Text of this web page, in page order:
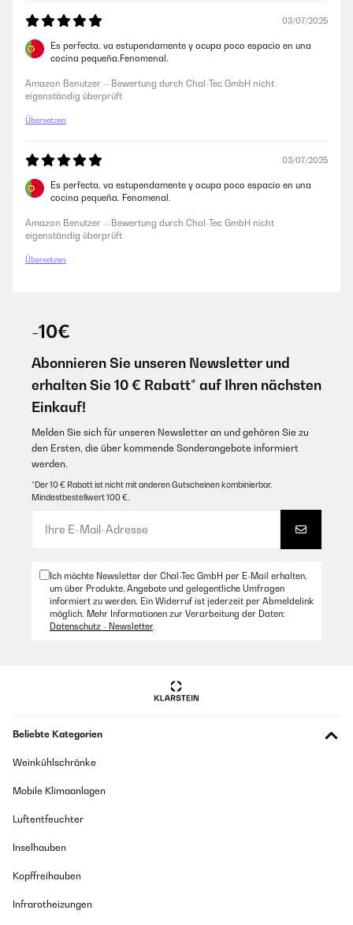
03/07/2025
Es perfecta, va estupendamente y ocupa poco espacio en una
cocina pequeña.Fenomenal.
Amazon Benutzer – Bewertung durch Chal-Tec GmbH nicht
eigenständig überprüft
Übersetzen
03/07/2025
Es perfecta, va estupendamente y ocupa poco espacio en una
cocina pequeña. Fenomenal.
Amazon Benutzer – Bewertung durch Chal-Tec GmbH nicht
eigenständig überprüft
Übersetzen
-10€
Abonnieren Sie unseren Newsletter und
erhalten Sie 10 € Rabatt* auf Ihren nächsten
Einkauf!
Melden Sie sich für unseren Newsletter an und gehören Sie zu
den Ersten, die über kommende Sonderangebote informiert
werden.
*Der 10 € Rabatt ist nicht mit anderen Gutscheinen kombinierbar.
Mindestbestellwert 100 €.
Ich möchte Newsletter der Chal-Tec GmbH per E-Mail erhalten,
um über Produkte, Angebote und gelegentliche Umfragen
informiert zu werden. Ein Widerruf ist jederzeit per Abmeldelink
möglich. Mehr Informationen zur Verarbeitung der Daten:
Datenschutz - Newsletter.
Beliebte Kategorien
Weinkühlschränke
Mobile Klimaanlagen
Luftentfeuchter
Inselhauben
Kopffreihauben
Infrarotheizungen